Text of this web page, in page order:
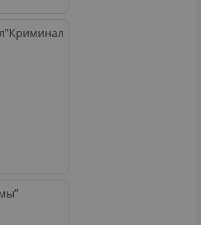
Криминал